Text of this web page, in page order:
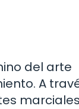
del arte
A